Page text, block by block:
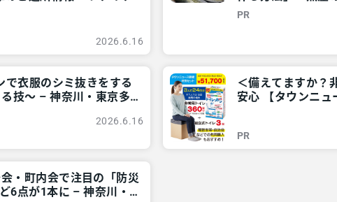
2026.6.16
情報 – レアリア
PR
衣服のシミ抜きをする
技～ – 神奈川・東京多
2026.6.16
＜備えてますか？
安心 【タウンニュ
PR
・町内会で注目の「防災
6点が1本に – 神奈川・